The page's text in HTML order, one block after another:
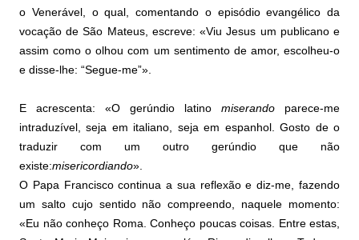
o Venerável, o qual, comentando o episódio evangélico da
vocação de São Mateus, escreve: «Viu Jesus um publicano e
assim como o olhou com um sentimento de amor, escolheu-o
e disse-lhe: “Segue-me”».
E acrescenta: «O gerúndio latino miserando parece-me
intraduzível, seja em italiano, seja em espanhol. Gosto de o
traduzir com um outro gerúndio que não
existe:misericordiando».
O Papa Francisco continua a sua reflexão e diz-me, fazendo
um salto cujo sentido não compreendo, naquele momento:
«Eu não conheço Roma. Conheço poucas coisas. Entre estas,